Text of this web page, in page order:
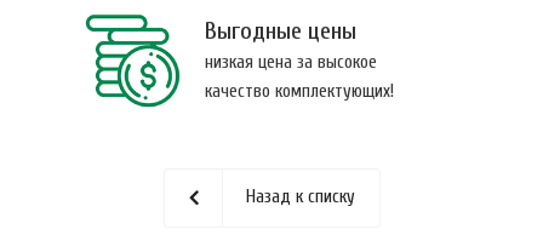
Выгодные цены
низкая цена за высокое
качество комплектующих!
Назад к списку